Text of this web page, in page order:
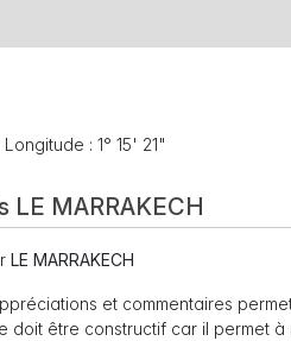
: 1° 15' 21"
LE MARRAKECH
LE MARRAKECH
et commentaires
doit être constructif car il permet